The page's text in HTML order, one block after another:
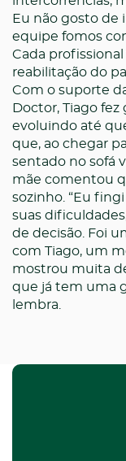
Eu não gosto de
equipe fomos
Cada
reabilitação do
Com o suporte
Doctor, Tiago fez
evoluindo até
que, ao chegar
sentado no sofá
mãe comentou
sozinho. “Eu
suas
de decisão. Foi
com Tiago, um
mostrou muita
que já tem uma
lembra.